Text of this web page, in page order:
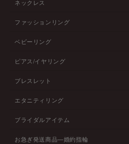
ネックレス
ファッションリング
ベビーリング
ピアス/イヤリング
ブレスレット
エタニティリング
ブライダルアイテム
お急ぎ発送商品―婚約指輪